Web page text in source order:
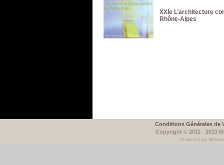
XXIe L’architecture
Rhône-Alpes
Conditions Générales de
Copyright © 2011 - 2013
Powered by